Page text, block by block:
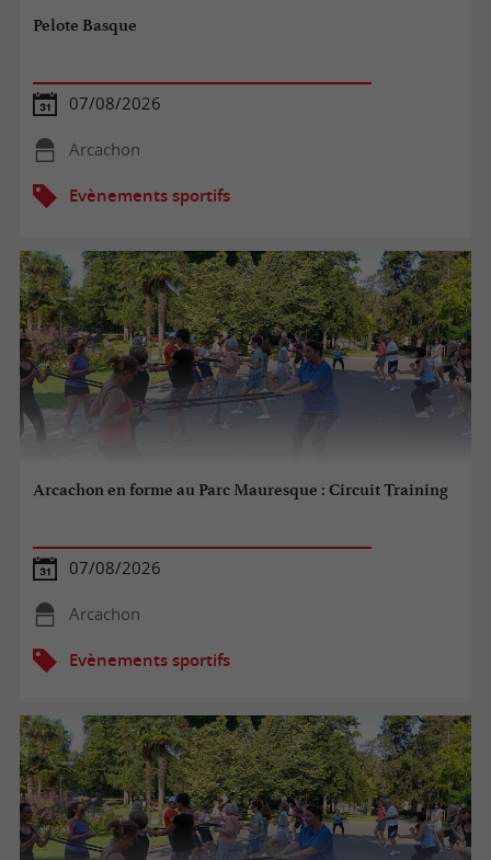
Pelote Basque
07/08/2026
Arcachon
Evènements sportifs
Arcachon en forme au Parc Mauresque : Circuit Training
07/08/2026
Arcachon
Evènements sportifs